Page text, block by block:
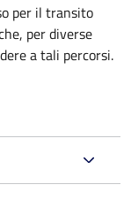
per il transito
per diverse
a tali percorsi.